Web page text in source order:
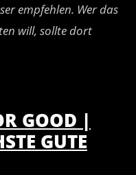
empfehlen. Wer das
will, sollte dort
GOOD |
GUTE